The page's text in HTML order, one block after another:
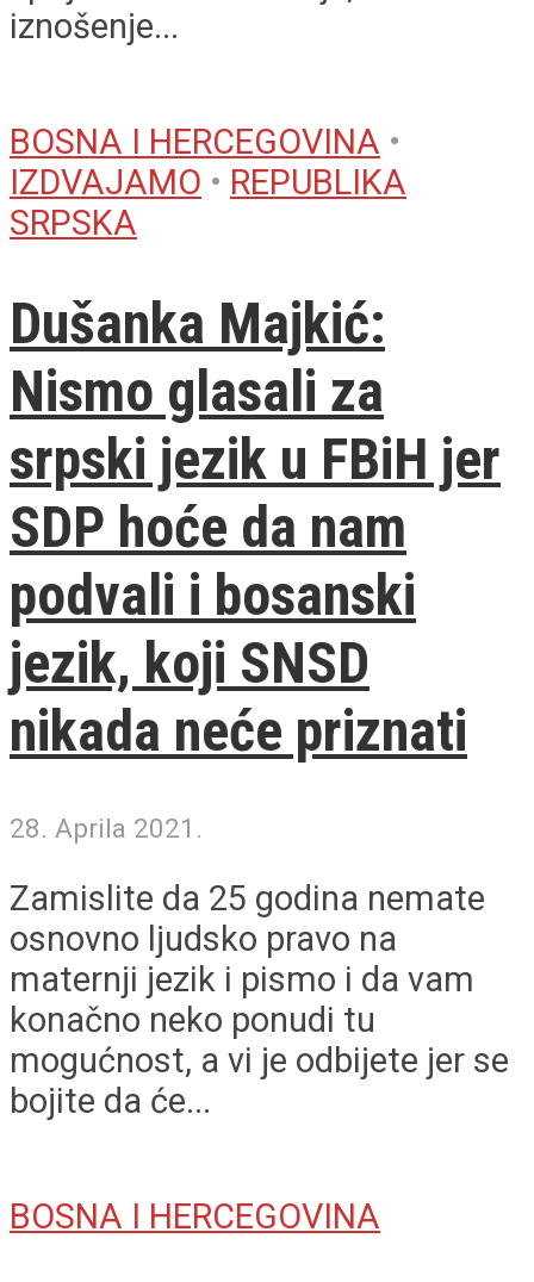
iznošenje...
BOSNA I HERCEGOVINA •
IZDVAJAMO • REPUBLIKA
SRPSKA
Dušanka Majkić:
Nismo glasali za
srpski jezik u FBiH jer
SDP hoće da nam
podvali i bosanski
jezik, koji SNSD
nikada neće priznati
28. Aprila 2021.
Zamislite da 25 godina nemate
osnovno ljudsko pravo na
maternji jezik i pismo i da vam
konačno neko ponudi tu
mogućnost, a vi je odbijete jer se
bojite da će...
BOSNA I HERCEGOVINA